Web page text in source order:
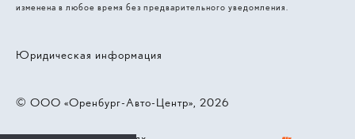
изменена в любое время без предварительного уведомления.
© 2026, ООО «Оренбург-Авто-Центр»
Юридическая информация